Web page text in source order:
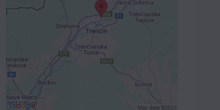
Prajete si načítať externý obsah?
Povoliť tentokrát
Povoliť a zapamätať - súhlas s druhom
cookie: Funkčné